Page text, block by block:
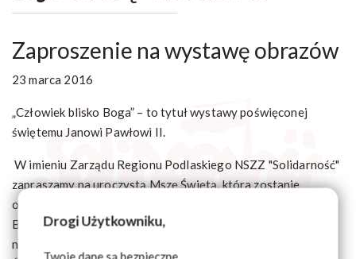
Drogi Użytkowniku,
Zaproszenie na wystawę obrazów
23 marca 2016
„Człowiek blisko Boga” – to tytuł wystawy poświęconej
świętemu Janowi Pawłowi II.
W imieniu Zarządu Regionu Podlaskiego NSZZ "Solidarność"
zapraszamy na uroczystą Mszę Świętą, która zostanie
odprawiona 1 kwietnia 2016 roku o godz. 10 w Katedrze
Białostockiej przy ul. Kościelnej 2 w Białymstoku. Po mszy
nastąpi otwarcie wystawy obrazów z wizerunkiem Ojca